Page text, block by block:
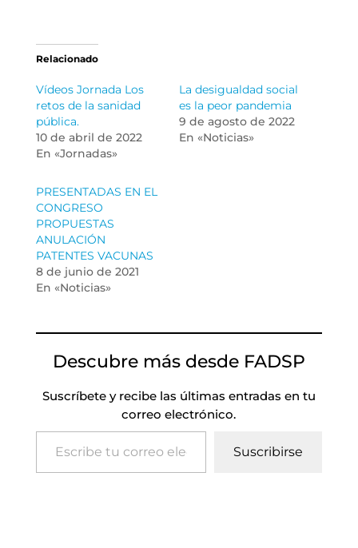
Relacionado
Vídeos Jornada Los
retos de la sanidad
pública.
10 de abril de 2022
En «Jornadas»
La desigualdad social
es la peor pandemia
9 de agosto de 2022
En «Noticias»
PRESENTADAS EN EL
CONGRESO
PROPUESTAS
ANULACIÓN
PATENTES VACUNAS
8 de junio de 2021
En «Noticias»
Descubre más desde FADSP
Suscríbete y recibe las últimas entradas en tu
correo electrónico.
Escribe tu correo electrónico…
Suscribirse